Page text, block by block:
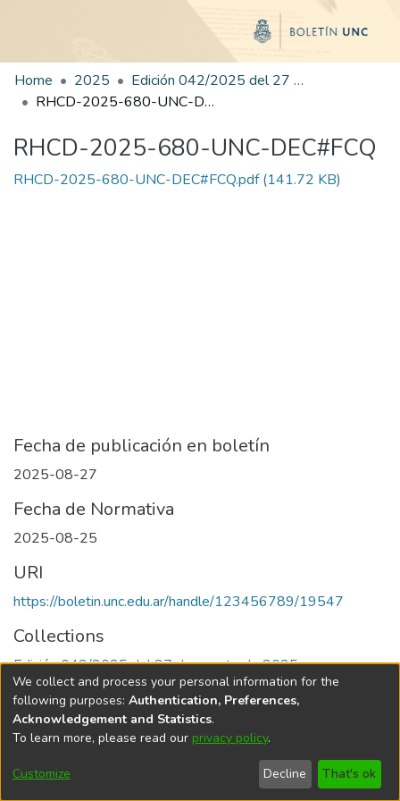
Home 2025
Edición 042/2025 del 27 de agosto de 2025
RHCD-2025-680-UNC-DEC#FCQ
RHCD-2025-680-UNC-DEC#FCQ
RHCD-2025-680-UNC-DEC#FCQ.pdf(141.72 KB)
Fecha de publicación en boletín
2025-08-27
Fecha de Normativa
2025-08-25
URI
https://boletin.unc.edu.ar/handle/123456789/19547
Collections
Edición 042/2025 del 27 de agosto de 2025
Universidad Nacional de Córdoba
We collect and process your personal information for the
following purposes: Authentication, Preferences,
Acknowledgement and Statistics.
To learn more, please read our privacy policy.
Customize Decline That's ok